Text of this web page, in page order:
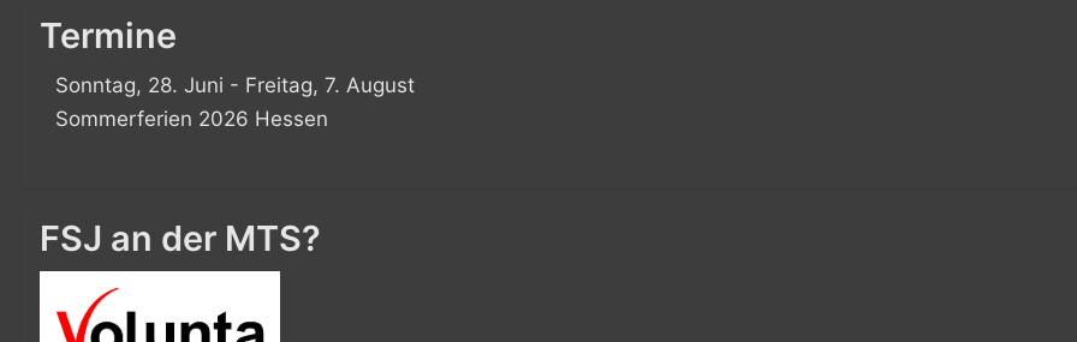
Termine
Sonntag, 28. Juni - Freitag, 7. August
Sommerferien 2026 Hessen
FSJ an der MTS?